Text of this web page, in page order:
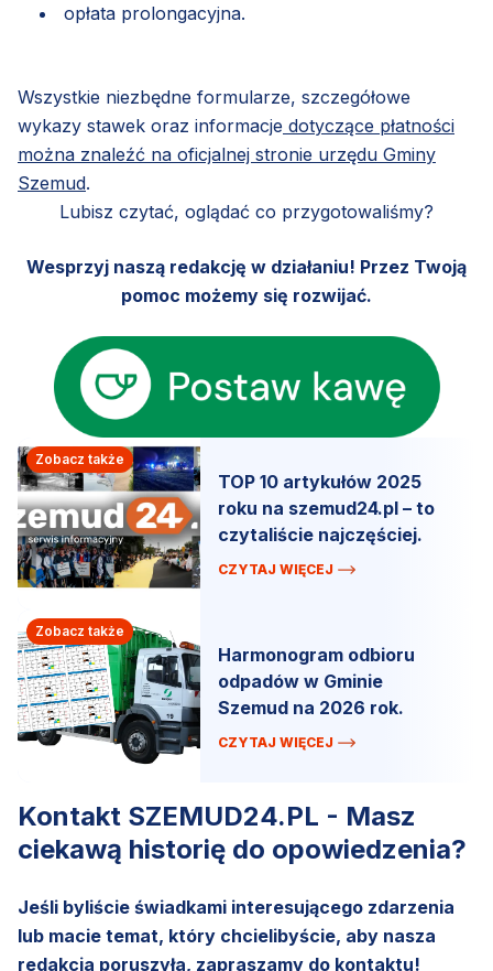
opłata prolongacyjna.
Wszystkie niezbędne formularze, szczegółowe
wykazy stawek oraz informacje dotyczące płatności
można znaleźć na oficjalnej stronie urzędu Gminy
Szemud.
Lubisz czytać, oglądać co przygotowaliśmy?
Wesprzyj naszą redakcję w działaniu! Przez Twoją
pomoc możemy się rozwijać.
Zobacz także
TOP 10 artykułów 2025
roku na szemud24.pl – to
czytaliście najczęściej.
CZYTAJ WIĘCEJ
Zobacz także
Harmonogram odbioru
odpadów w Gminie
Szemud na 2026 rok.
CZYTAJ WIĘCEJ
Kontakt SZEMUD24.PL - Masz
ciekawą historię do opowiedzenia?
Jeśli byliście świadkami interesującego zdarzenia
lub macie temat, który chcielibyście, aby nasza
redakcja poruszyła, zapraszamy do kontaktu!